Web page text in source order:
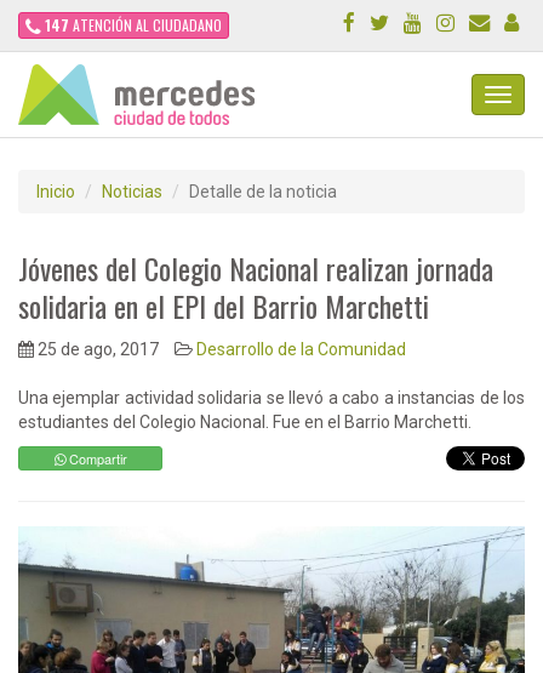
147 ATENCIÓN AL CIUDADANO
Inicio Noticias Detalle de la noticia
Jóvenes del Colegio Nacional realizan jornada
solidaria en el EPI del Barrio Marchetti
25 de ago, 2017 Desarrollo de la Comunidad
Una ejemplar actividad solidaria se llevó a cabo a instancias de los
estudiantes del Colegio Nacional. Fue en el Barrio Marchetti.
Compartir